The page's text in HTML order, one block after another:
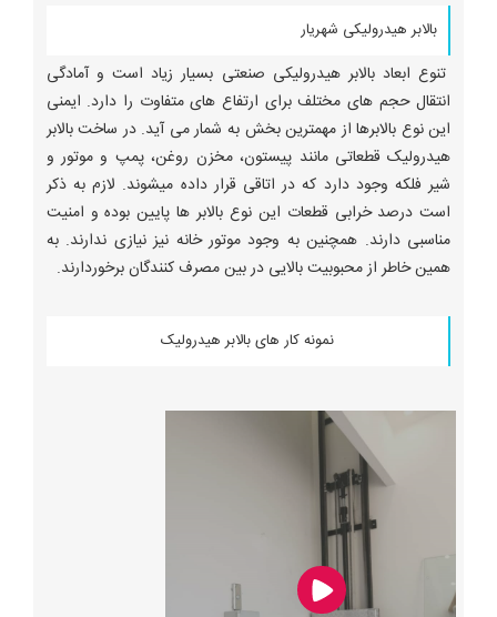
بالابر هیدرولیکی شهریار
تنوع ابعاد بالابر هیدرولیکی صنعتی بسیار زیاد است و آمادگی
انتقال حجم های مختلف برای ارتفاع های متفاوت را دارد. ایمنی
این نوع بالابرها از مهمترین بخش به شمار می آید. در ساخت بالابر
هیدرولیک قطعاتی مانند پیستون، مخزن روغن، پمپ و موتور و
شیر فلکه وجود دارد که در اتاقی قرار داده میشوند. لازم به ذکر
است درصد خرابی قطعات این نوع بالابر ها پایین بوده و امنیت
مناسبی دارند. همچنین به وجود موتور خانه نیز نیازی ندارند. به
همین خاطر از محبوبیت بالایی در بین مصرف کنندگان برخوردارند.
نمونه کار های بالابر هیدرولیک